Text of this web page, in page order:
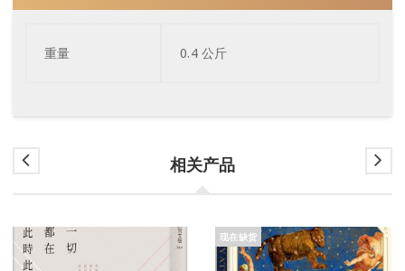
重量 0.4 公斤
相关产品
现在缺货